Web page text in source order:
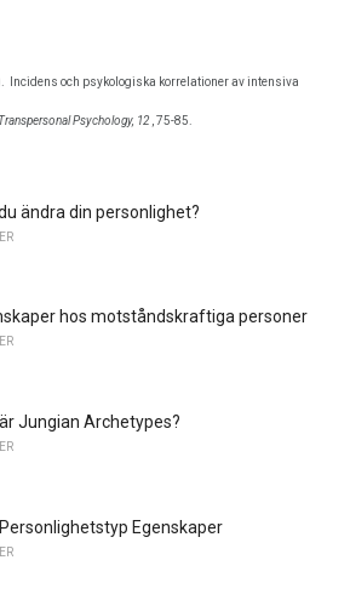
Incidens och psykologiska korrelationer av intensiva
Psychology, 12 , 75-85.
ändra din personlighet?
hos motståndskraftiga personer
Jungian Archetypes?
Personlighetstyp Egenskaper